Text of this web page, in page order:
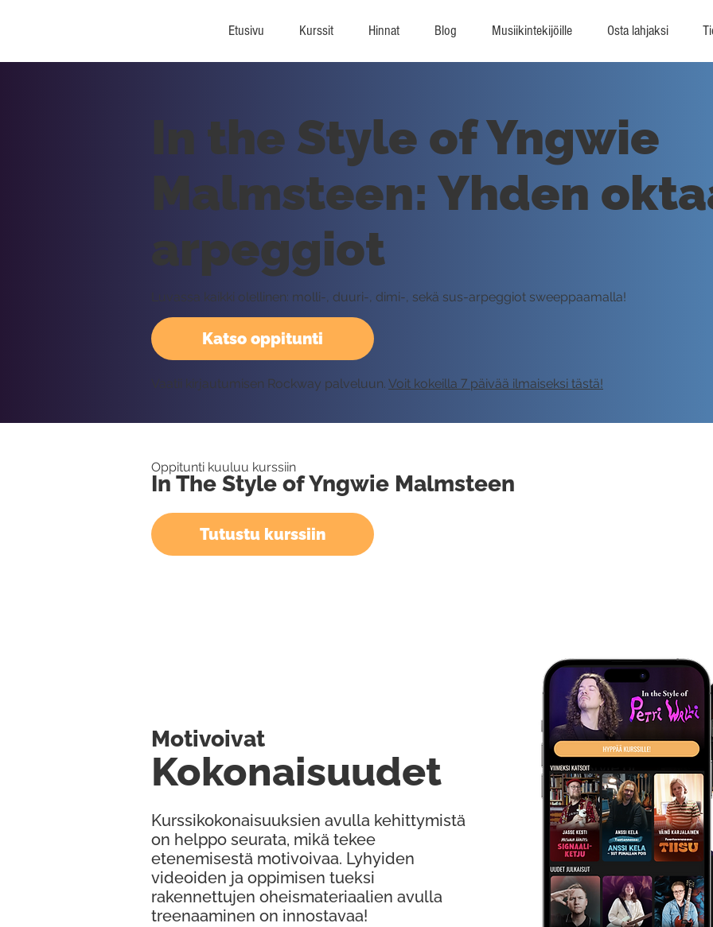
Etusivu Kurssit Hinnat Blog Musiikintekijöille Osta lahjaksi
Katso oppitunti
In the Style of Yngwie
Malmsteen: Yhden
arpeggiot
Luvassa kaikki olellinen: molli-, duuri-, dimi-, sekä sus-arpeggiot sweeppaamalla!
Vaatii kirjautumisen Rockway palveluun. Voit kokeilla 7 päivää ilmaiseksi tästä!
Oppitunti kuuluu kurssiin
In The Style of Yngwie Malmsteen
Tutustu kurssiin
Kurssikokonaisuuksien avulla kehittymistä
on helppo seurata, mikä tekee
etenemisestä motivoivaa. Lyhyiden
videoiden ja oppimisen tueksi
rakennettujen oheismateriaalien avulla
treenaaminen on innostavaa!
Kokonaisuudet
Motivoivat